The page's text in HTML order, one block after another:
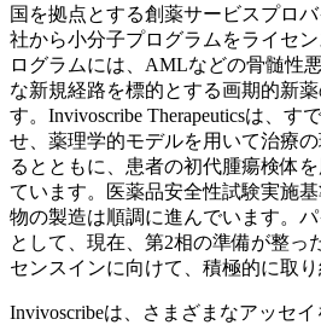
国を拠点とする創薬サービスプロ
社から小分子プログラムをライセ
ログラムには、AMLなどの骨髄性
な新規経路を標的とする画期的新
す。Invivoscribe Therapeuticsは、す
せ、薬理学的モデルを用いて治療
るとともに、患者の初代腫瘍検体
ています。医薬品安全性試験実施
物の製造は順調に進んでいます。
として、現在、第2相の準備が整っ
センスインに向けて、積極的に取り
Invivoscribeは、さまざまなアッセ